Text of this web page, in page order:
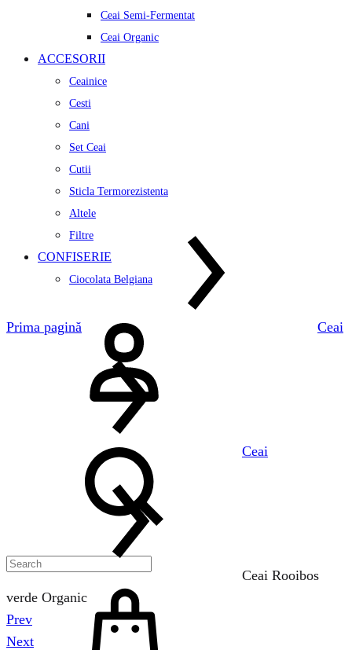
Ceai Semi-Fermentat
Ceai Organic
ACCESORII
Ceainice
Cesti
Cani
Set Ceai
Cutii
Sticla Termorezistenta
Altele
Filtre
CONFISERIE
Ciocolata Belgiana
Cos
Prima pagină Ceai
Ceai
Ceai Rooibos
verde Organic
Product
Prev
Next